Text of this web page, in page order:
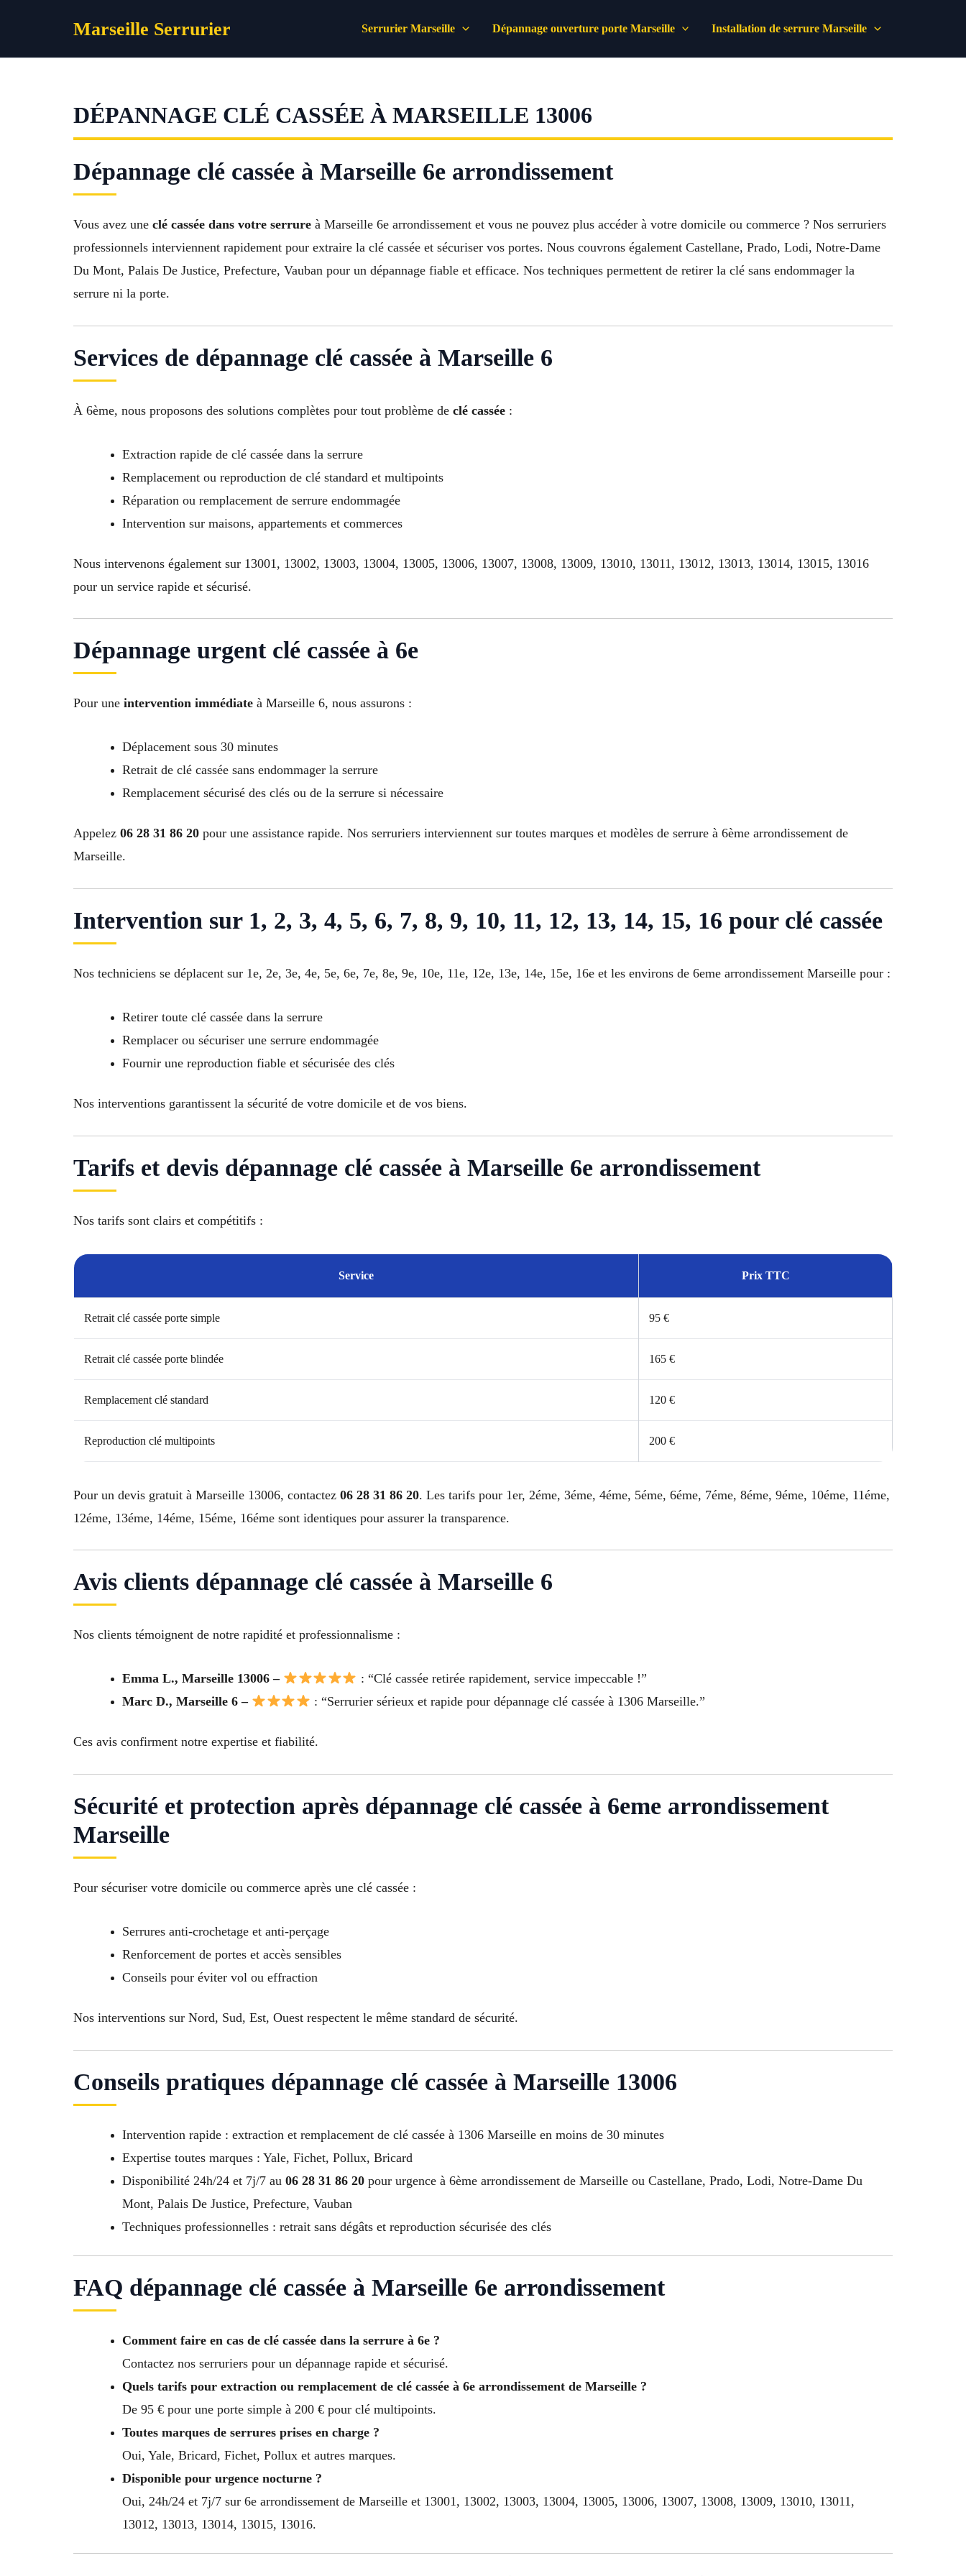
Marseille Serrurier Serrurier Marseille Dépannage ouverture porte Marseille Installation de serrure Marseille
DÉPANNAGE CLÉ CASSÉE À MARSEILLE 13006
Dépannage clé cassée à Marseille 6e arrondissement
Vous avez une clé cassée dans votre serrure à Marseille 6e arrondissement et vous ne pouvez plus accéder à votre domicile ou commerce ? Nos serruriers
professionnels interviennent rapidement pour extraire la clé cassée et sécuriser vos portes. Nous couvrons également Castellane, Prado, Lodi, Notre-Dame
Du Mont, Palais De Justice, Prefecture, Vauban pour un dépannage fiable et efficace. Nos techniques permettent de retirer la clé sans endommager la
serrure ni la porte.
Services de dépannage clé cassée à Marseille 6
À 6ème, nous proposons des solutions complètes pour tout problème de clé cassée :
Extraction rapide de clé cassée dans la serrure
Remplacement ou reproduction de clé standard et multipoints
Réparation ou remplacement de serrure endommagée
Intervention sur maisons, appartements et commerces
Nous intervenons également sur 13001, 13002, 13003, 13004, 13005, 13006, 13007, 13008, 13009, 13010, 13011, 13012, 13013, 13014, 13015, 13016
pour un service rapide et sécurisé.
Dépannage urgent clé cassée à 6e
Pour une intervention immédiate à Marseille 6, nous assurons :
Déplacement sous 30 minutes
Retrait de clé cassée sans endommager la serrure
Remplacement sécurisé des clés ou de la serrure si nécessaire
Appelez 06 28 31 86 20 pour une assistance rapide. Nos serruriers interviennent sur toutes marques et modèles de serrure à 6ème arrondissement de
Marseille.
Intervention sur 1, 2, 3, 4, 5, 6, 7, 8, 9, 10, 11, 12, 13, 14, 15, 16 pour clé cassée
Nos techniciens se déplacent sur 1e, 2e, 3e, 4e, 5e, 6e, 7e, 8e, 9e, 10e, 11e, 12e, 13e, 14e, 15e, 16e et les environs de 6eme arrondissement Marseille pour :
Retirer toute clé cassée dans la serrure
Remplacer ou sécuriser une serrure endommagée
Fournir une reproduction fiable et sécurisée des clés
Nos interventions garantissent la sécurité de votre domicile et de vos biens.
Tarifs et devis dépannage clé cassée à Marseille 6e arrondissement
Nos tarifs sont clairs et compétitifs :
Service Prix TTC
Retrait clé cassée porte simple 95 €
Retrait clé cassée porte blindée 165 €
Remplacement clé standard 120 €
Reproduction clé multipoints 200 €
Pour un devis gratuit à Marseille 13006, contactez 06 28 31 86 20. Les tarifs pour 1er, 2éme, 3éme, 4éme, 5éme, 6éme, 7éme, 8éme, 9éme, 10éme, 11éme,
12éme, 13éme, 14éme, 15éme, 16éme sont identiques pour assurer la transparence.
Avis clients dépannage clé cassée à Marseille 6
Nos clients témoignent de notre rapidité et professionnalisme :
Emma L., Marseille 13006 –
: “Clé cassée retirée rapidement, service impeccable !”
Marc D., Marseille 6 –
: “Serrurier sérieux et rapide pour dépannage clé cassée à 1306 Marseille.”
Ces avis confirment notre expertise et fiabilité.
Sécurité et protection après dépannage clé cassée à 6eme arrondissement
Marseille
Pour sécuriser votre domicile ou commerce après une clé cassée :
Serrures anti-crochetage et anti-perçage
Renforcement de portes et accès sensibles
Conseils pour éviter vol ou effraction
Nos interventions sur Nord, Sud, Est, Ouest respectent le même standard de sécurité.
Conseils pratiques dépannage clé cassée à Marseille 13006
Intervention rapide : extraction et remplacement de clé cassée à 1306 Marseille en moins de 30 minutes
Expertise toutes marques : Yale, Fichet, Pollux, Bricard
Disponibilité 24h/24 et 7j/7 au 06 28 31 86 20 pour urgence à 6ème arrondissement de Marseille ou Castellane, Prado, Lodi, Notre-Dame Du
Mont, Palais De Justice, Prefecture, Vauban
Techniques professionnelles : retrait sans dégâts et reproduction sécurisée des clés
FAQ dépannage clé cassée à Marseille 6e arrondissement
Comment faire en cas de clé cassée dans la serrure à 6e ?
Contactez nos serruriers pour un dépannage rapide et sécurisé.
Quels tarifs pour extraction ou remplacement de clé cassée à 6e arrondissement de Marseille ?
De 95 € pour une porte simple à 200 € pour clé multipoints.
Toutes marques de serrures prises en charge ?
Oui, Yale, Bricard, Fichet, Pollux et autres marques.
Disponible pour urgence nocturne ?
Oui, 24h/24 et 7j/7 sur 6e arrondissement de Marseille et 13001, 13002, 13003, 13004, 13005, 13006, 13007, 13008, 13009, 13010, 13011,
13012, 13013, 13014, 13015, 13016.